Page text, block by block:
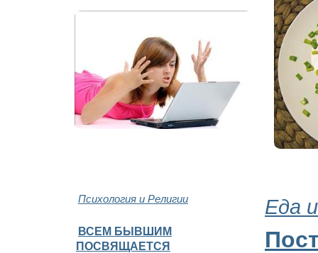
Психология и Религии Еда
ВСЕМ БЫВШИМ
ПОСВЯЩАЕТСЯ